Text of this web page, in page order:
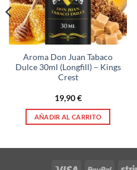
Aroma Don Juan Tabaco
Dulce 30ml (Longfill) – Kings
Crest
19,90€
AÑADIR AL CARRITO